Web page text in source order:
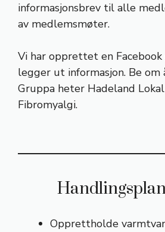
informasjonsbrev til alle
av medlemsmøter.
Vi har opprettet en
legger ut informasjon. Be om
Gruppa heter Hadeland
Fibromyalgi.
Opprettholde